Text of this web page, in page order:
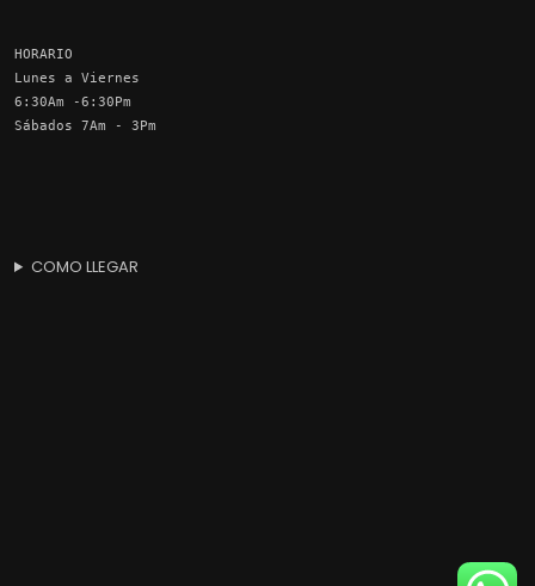
HORARIO
Lunes a Viernes
6:30Am -6:30Pm
Sábados 7Am - 3Pm
COMO LLEGAR